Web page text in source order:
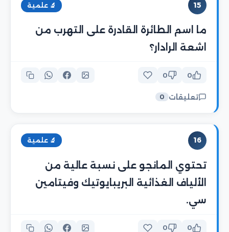
15 🔬 علمية
ما اسم الطائرة القادرة على التهرب من
اشعة الرادار؟
0
0
تعليقات 0
16 🔬 علمية
تحتوي المانجو على نسبة عالية من
الألياف الغذائية البريبايوتيك وفيتامين
سي.
0
0